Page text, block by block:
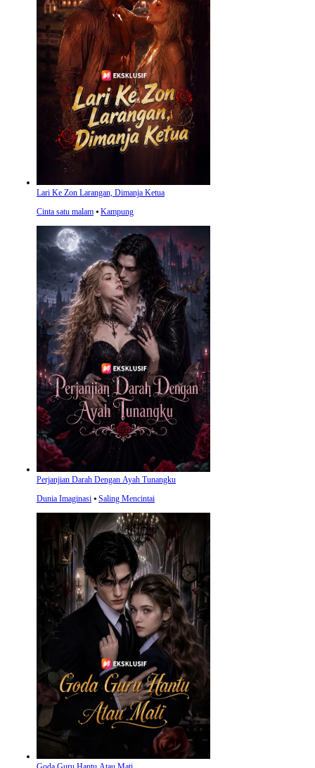
Lari Ke Zon Larangan, Dimanja Ketua
Cinta satu malam ⦁ Kampung
Perjanjian Darah Dengan Ayah Tunangku
Dunia Imaginasi ⦁ Saling Mencintai